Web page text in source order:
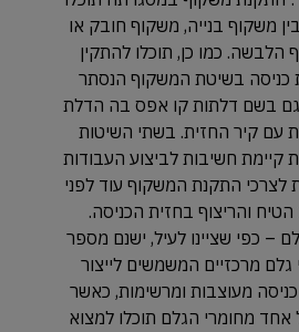
משקוף בנייה, משקוף חובק או
הלבשה. כמו כן, תוכלו להתקין
כניסה בשיטת המשקוף הנסתר
גם בשם דלתות קו אפס בה הדלת
עם קיר החזית. בשתי השיטות
קיימת חשיבות לביצוע העבודות
לצרכי התקנת המשקוף עוד לפני
והריצוף בחזית הכניסה.
– כפי שציינו לעיל, ישנם מספר
גלם מרכזיים המשמשים לייצור
מעוצבות ומרשימות, כאשר
אחד מחומרי הגלם תוכלו למצוא